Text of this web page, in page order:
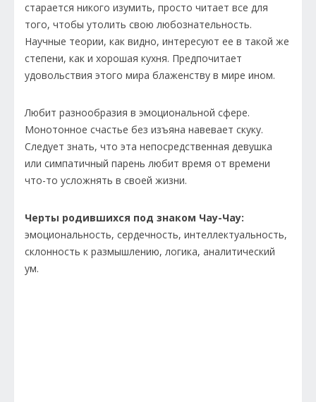
старается никого изумить, просто читает все для
того, чтобы утолить свою любознательность.
Научные теории, как видно, интересуют ее в такой же
степени, как и хорошая кухня. Предпочитает
удовольствия этого мира блаженству в мире ином.
Любит разнообразия в эмоциональной сфере.
Монотонное счастье без изъяна навевает скуку.
Следует знать, что эта непосредственная девушка
или симпатичный парень любит время от времени
что-то усложнять в своей жизни.
Черты родившихся под знаком Чау-Чау:
эмоциональность, сердечность, интеллектуальность,
склонность к размышлению, логика, аналитический
ум.